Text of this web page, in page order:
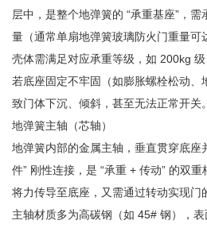
层中，是整个地弹簧的 “承重基座”，
量（通常单扇地弹簧玻璃防火门重量
壳体需满足对应承重等级，如 200kg 级
若底座固定不牢固（如膨胀螺栓松动、
致门体下沉、倾斜，甚至无法正常开关。
地弹簧主轴（芯轴）
地弹簧内部的金属主轴，垂直贯穿底座
件” 刚性连接，是 “承重 + 传动” 的双
将力传导至底座，又需通过转动实现门
主轴材质多为高碳钢（如 45# 钢），